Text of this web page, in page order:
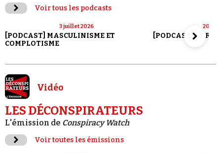
Voir tous les podcasts
3 juillet 2026
[PODCAST] MASCULINISME ET
COMPLOTISME
20
[PODCAST] LE
Vidéo
LES DÉCONSPIRATEURS
L'émission de Conspiracy Watch
Voir toutes les émissions